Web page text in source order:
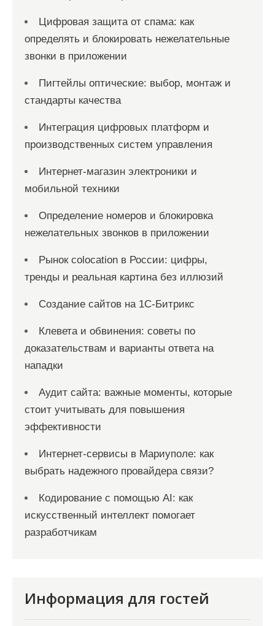
Цифровая защита от спама: как
определять и блокировать нежелательные
звонки в приложении
Пигтейлы оптические: выбор, монтаж и
стандарты качества
Интеграция цифровых платформ и
производственных систем управления
Интернет-магазин электроники и
мобильной техники
Определение номеров и блокировка
нежелательных звонков в приложении
Рынок colocation в России: цифры,
тренды и реальная картина без иллюзий
Создание сайтов на 1С-Битрикс
Клевета и обвинения: советы по
доказательствам и варианты ответа на
нападки
Аудит сайта: важные моменты, которые
стоит учитывать для повышения
эффективности
Интернет-сервисы в Мариуполе: как
выбрать надежного провайдера связи?
Кодирование с помощью AI: как
искусственный интеллект помогает
разработчикам
Информация для гостей